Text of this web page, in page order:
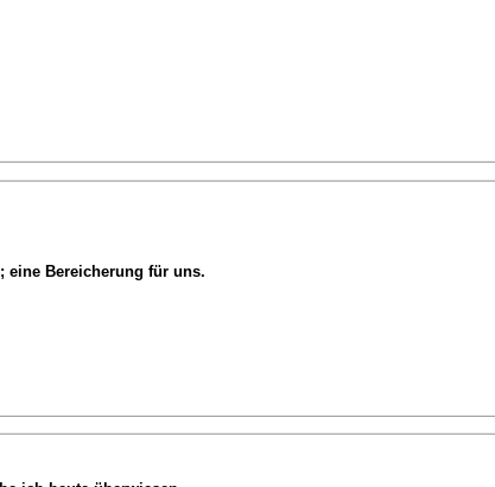
eine Bereicherung für uns.